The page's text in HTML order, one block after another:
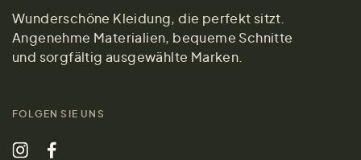
Wunderschöne Kleidung, die perfekt sitzt.
Angenehme Materialien, bequeme Schnitte
und sorgfältig ausgewählte Marken.
FOLGEN SIE UNS